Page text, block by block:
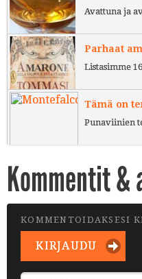
Avattuna ja
Parhaat
Listasimme
Tämä on
Punaviinien
Kommentit
KOMMENTOIDAKSESI
KIRJAUDU